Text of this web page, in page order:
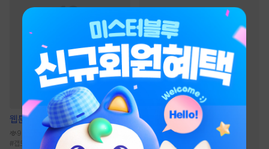
웹툰 원 플러스 투
94.7만
#갭모에공 # 세같살 무심수 #첫경험
#2025 정액제 무협
우정
#천하제일인 #환생물
# 소설원작 # 복수물
#먼치킨 #살수 #무림맹
죽음/살인 #복수
성장물 # 마교
소림
#
전쟁물 정파
사파
#2024 정액제 무협